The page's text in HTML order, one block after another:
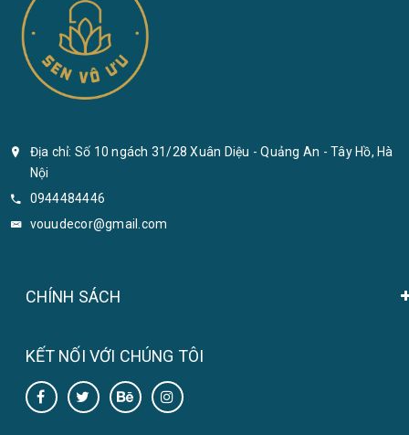
Địa chỉ: Số 10 ngách 31/28 Xuân Diệu - Quảng An - Tây Hồ, Hà
Nội
0944484446
vouudecor@gmail.com
CHÍNH SÁCH
KẾT NỐI VỚI CHÚNG TÔI